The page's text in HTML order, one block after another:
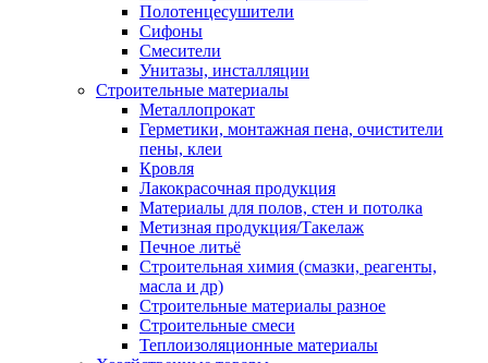
Полотенцесушители
Сифоны
Смесители
Унитазы, инсталляции
Строительные материалы
Металлопрокат
Герметики, монтажная пена, очистители
пены, клеи
Кровля
Лакокрасочная продукция
Материалы для полов, стен и потолка
Метизная продукция/Такелаж
Печное литьё
Строительная химия (смазки, реагенты,
масла и др)
Строительные материалы разное
Строительные смеси
Теплоизоляционные материалы